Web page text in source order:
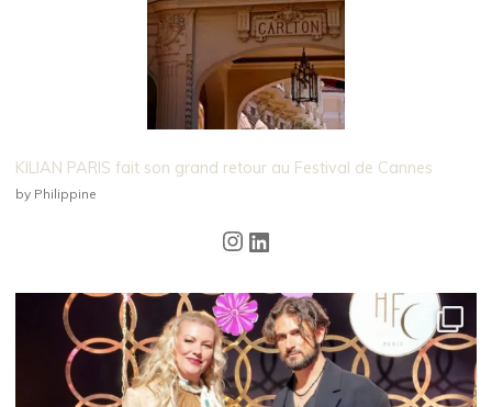
KILIAN PARIS fait son grand retour au Festival de Cannes
by Philippine
Instagram
LinkedIn